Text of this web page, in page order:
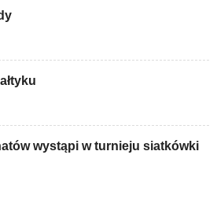
wystąpi w turnieju siatkówki